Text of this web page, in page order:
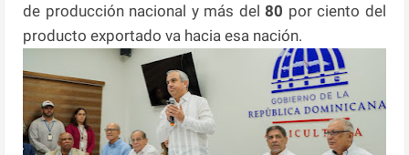
de producción nacional y más del80 por ciento del
producto exportado va hacia esa nación.